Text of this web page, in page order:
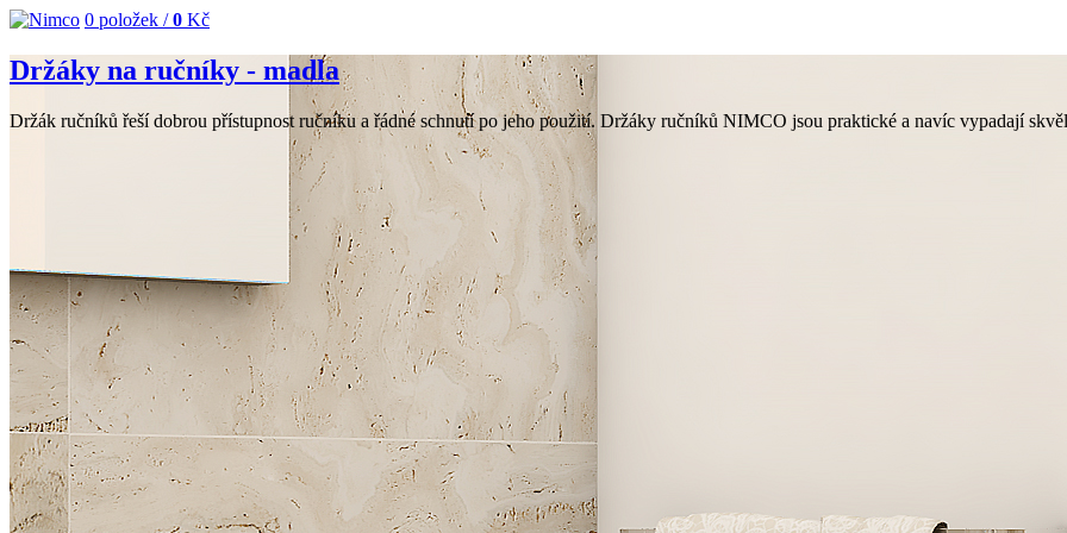
0 položek /0 Kč
Držáky na ručníky - madla
Držák ručníků řeší dobrou přístupnost ručníku a řádné schnutí po jeho použití. Držáky ručníků NIMCO jsou praktické a navíc vypadají